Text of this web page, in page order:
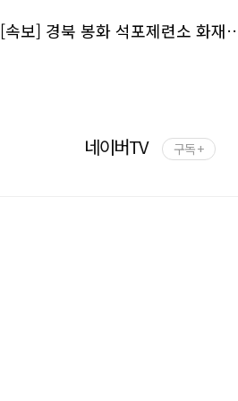
[속보] 경북 봉화 석포제련소 화
네이버TV 구독 +